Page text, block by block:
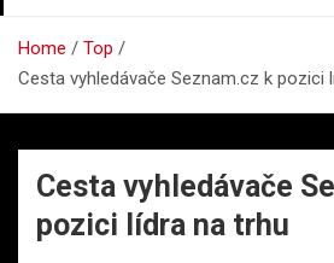
Home
Top
Cesta vyhledávače Seznam.cz k pozici
Cesta vyhledávače
pozici lídra na trhu